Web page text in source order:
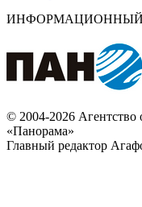
ИНФОРМАЦИОННЫЙ
© 2004-2026
«Панорама»
Главный редактор